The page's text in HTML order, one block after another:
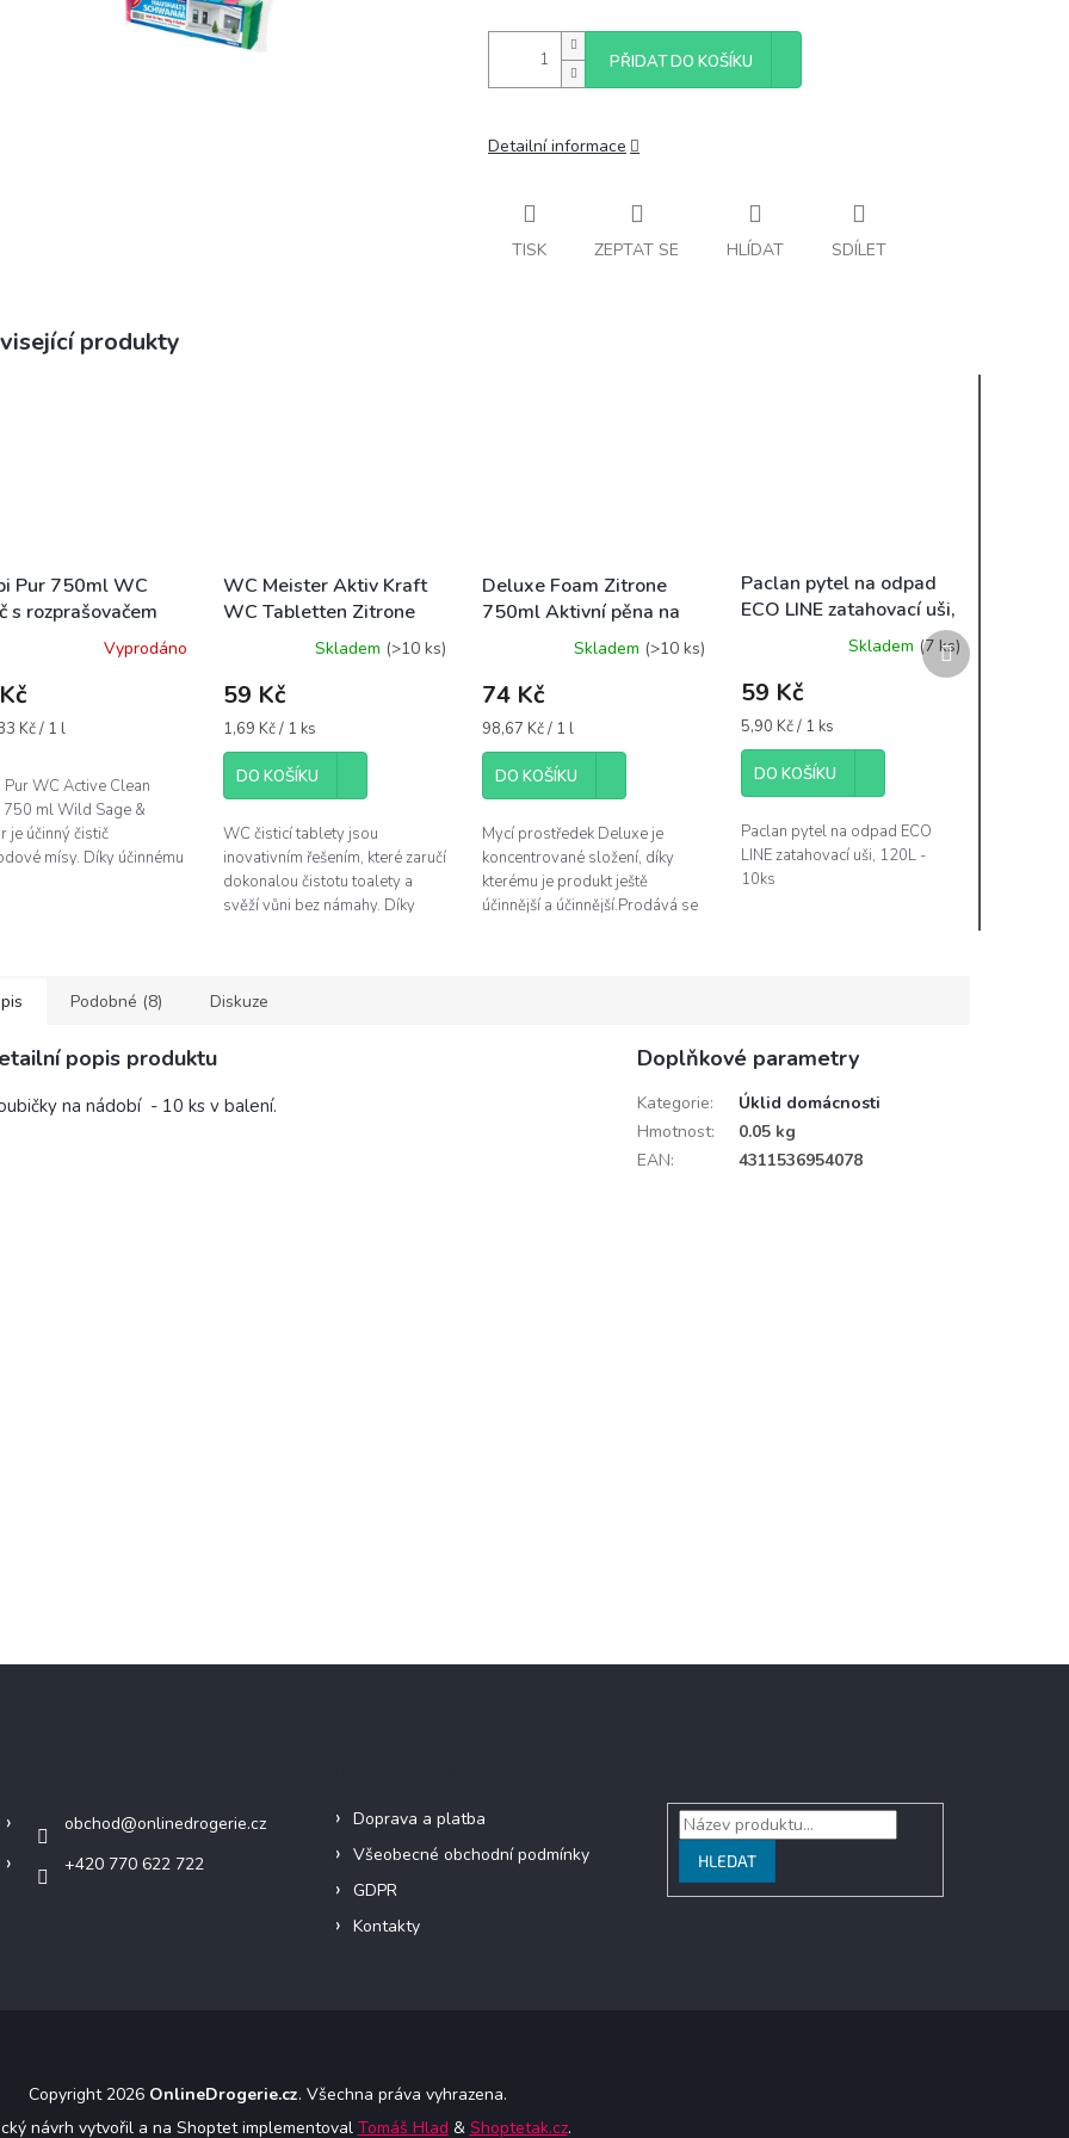
PŘIDAT DO KOŠÍKU
Detailní informace
TISK ZEPTAT SE HLÍDAT SDÍLET
produkty
Pur 750ml WC
s rozprašovačem
Sage & Cedar -Vyprodáno
Kč / 1 l
WC Active Clean
ml Wild Sage &
je účinný čistič
mísy. Díky účinnému
WC Meister Aktiv Kraft
WC Tabletten Zitrone
8ks - tablety na čištění
Skladem (>10 ks)
59 Kč
Měrná
cena:
1,69 Kč / 1 ks
DO KOŠÍKU
WC čisticí tablety jsou
inovativním řešením, které zaručí
dokonalou čistotu toalety a
svěží vůni bez námahy. Díky
Deluxe Foam Zitrone
750ml Aktivní pěna na
Skladem (>10 ks)
74 Kč
Měrná
cena:
98,67 Kč / 1 l
DO KOŠÍKU
Mycí prostředek Deluxe je
koncentrované složení, díky
kterému je produkt ještě
účinnější a účinnější.Prodává se
Paclan pytel na odpad
ECO LINE zatahovací uši,
120L - 10ks, 30µ, LDPE
Skladem (7 ks)
59 Kč
Měrná
cena:
5,90 Kč / 1 ks
DO KOŠÍKU
Paclan pytel na odpad ECO
LINE zatahovací uši, 120L -
10ks
Další
produkt
Podobné (8) Diskuze
popis produktu
na nádobí - 10 ks v balení.
Doplňkové parametry
Kategorie:
Úklid domácnosti
Hmotnost:
0.05 kg
EAN: 4311536954078
obchod@onlinedrogerie.cz
+420 770 622 722
Doprava a platba
Všeobecné obchodní podmínky
GDPR
Kontakty
HLEDAT
Copyright 2026 OnlineDrogerie.cz. Všechna práva vyhrazena.
návrh vytvořil a na Shoptet implementoval Tomáš Hlad & Shoptetak.cz.